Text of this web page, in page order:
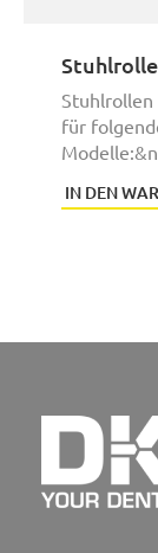
für
IN DEN